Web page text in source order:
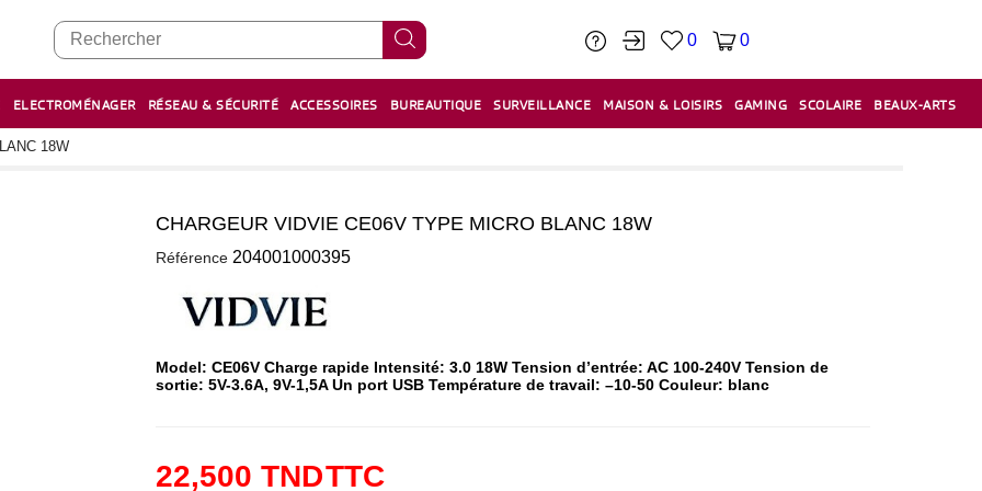
0 0
ELECTROMÉNAGER RÉSEAU & SÉCURITÉ ACCESSOIRES BUREAUTIQUE SURVEILLANCE MAISON & LOISIRS GAMING SCOLAIRE BEAUX-ARTS
18W
CHARGEUR VIDVIE CE06V TYPE MICRO BLANC 18W
Référence 204001000395
Model: CE06V Charge rapide Intensité: 3.0 18W Tension d’entrée: AC 100-240V Tension de
sortie: 5V-3.6A, 9V-1,5A Un port USB Température de travail: –10-50 Couleur: blanc
22,500 TNDTTC